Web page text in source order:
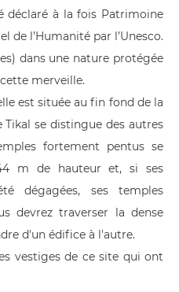
déclaré à la fois Patrimoine
l’Humanité par l’Unesco.
dans une nature protégée
merveille.
est située au fin fond de la
se distingue des autres
fortement pentus se
m de hauteur et, si ses
dégagées, ses temples
devrez traverser la dense
d'un édifice à l'autre.
vestiges de ce site qui ont